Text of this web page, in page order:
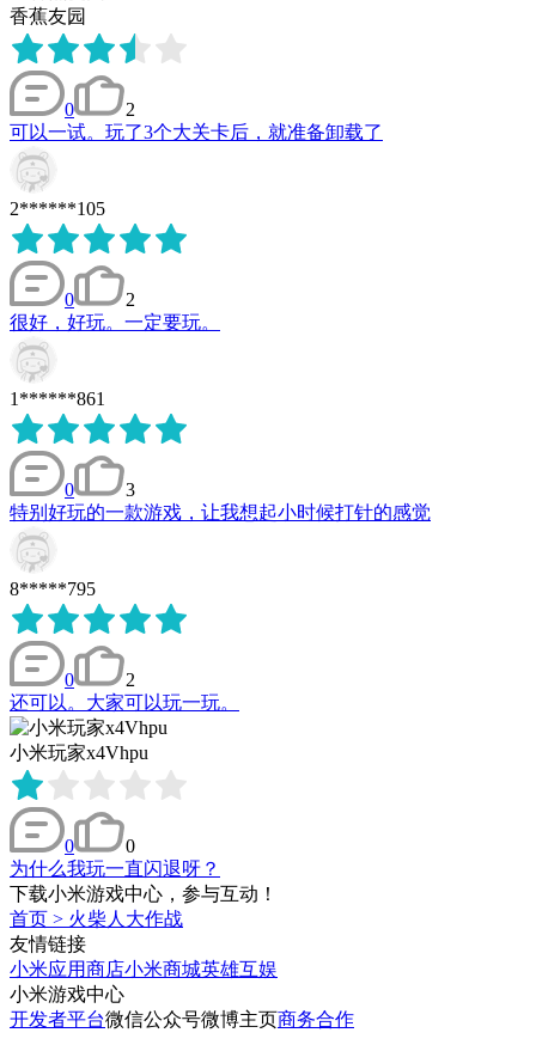
香蕉友园
0
2
可以一试。玩了3个大关卡后，就准备卸载了
2******105
0
2
很好，好玩。一定要玩。
1******861
0
3
特别好玩的一款游戏，让我想起小时候打针的感觉
8*****795
0
2
还可以。大家可以玩一玩。
小米玩家x4Vhpu
0
0
为什么我玩一直闪退呀？
下载小米游戏中心，参与互动！
首页 > 火柴人大作战
友情链接
小米应用商店小米商城英雄互娱
小米游戏中心
开发者平台微信公众号微博主页商务合作